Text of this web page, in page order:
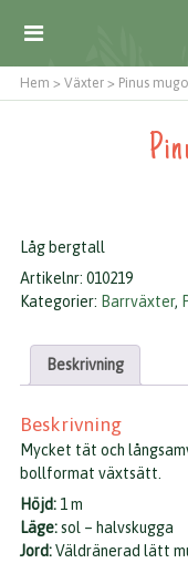
Hem > Växter > Pinus mugo
Låg bergtall
Artikelnr: 010219
Kategorier: Barrväxter,
Beskrivning
Beskrivning
Mycket tät och
bollformat växtsätt.
Höjd: 1 m
Läge:sol – halvskugga
Jord:Väldränerad lätt